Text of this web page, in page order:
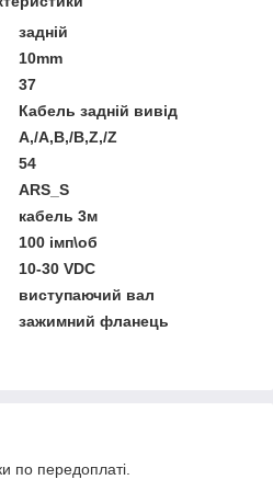
задній
10mm
37
Кабель задній вивід
A,/A,B,/B,Z,/Z
54
ARS_S
кабель 3м
100 імп\об
10-30 VDC
виcтупаючий вал
зажимний фланець
по передоплаті.